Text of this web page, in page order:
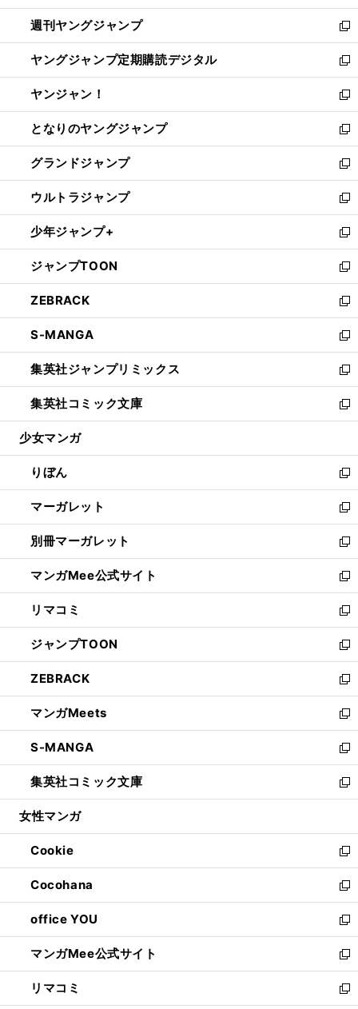
開
く
ウ
で
開
く
ン
ド
ウ
で
開
く
ウ
ィ
ン
ド
ウ
で
開
く
週刊ヤングジャンプ
新
し
い
ウ
ィ
ン
ド
ウ
で
開
く
ヤングジャンプ定期購読デジタル
新
し
い
ウ
ィ
ン
ド
ウ
で
開
く
ヤンジャン！
新
し
い
ウ
ィ
ン
ド
ウ
で
開
く
となりのヤングジャンプ
新
し
い
ウ
ィ
ン
ド
ウ
で
開
く
グランドジャンプ
新
し
い
ウ
ィ
ン
ド
ウ
で
開
く
ウルトラジャンプ
新
し
い
ウ
ィ
ン
ド
ウ
で
開
く
少年ジャンプ+
新
し
い
ウ
ィ
ン
ド
ウ
で
開
く
ジャンプTOON
新
し
い
ウ
ィ
ン
ド
ウ
で
開
ZEBRACK
新
し
い
ウ
ィ
ン
ド
ウ
開
く
S-MANGA
新
し
い
ウ
ィ
ン
ウ
で
開
く
集英社ジャンプリミックス
新
し
い
ウ
ン
ド
ウ
で
開
く
集英社コミック文庫
新
し
ウ
ィ
ン
ド
ウ
で
開
く
少女マンガ
りぼん
新
し
い
ウ
ィ
ン
ド
ウ
で
開
く
マーガレット
新
し
い
ウ
ィ
ン
ド
ウ
で
開
く
別冊マーガレット
新
し
い
ウ
ィ
ン
ド
ウ
で
開
く
マンガMee公式サイト
新
し
い
ウ
ィ
ン
ド
ウ
で
開
く
リマコミ
新
し
い
ウ
ィ
ン
ド
ウ
で
開
く
ジャンプTOON
新
し
い
ウ
ィ
ン
ド
ウ
で
開
ZEBRACK
新
し
い
ウ
ィ
ン
ド
ウ
開
く
マンガMeets
新
し
い
ウ
ィ
ン
ウ
で
開
く
S-MANGA
新
し
い
ウ
ン
ド
ウ
で
開
く
集英社コミック文庫
新
し
ウ
ィ
ン
ド
ウ
で
開
く
女性マンガ
Cookie
新
し
い
ウ
ィ
ン
ド
ウ
で
開
Cocohana
新
し
い
ウ
ィ
ン
ド
ウ
office YOU
新
し
い
ウ
ィ
マンガMee公式サイト
新
し
い
リマコミ
新